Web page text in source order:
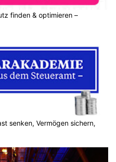
finden & optimieren –
senken, Vermögen sichern,